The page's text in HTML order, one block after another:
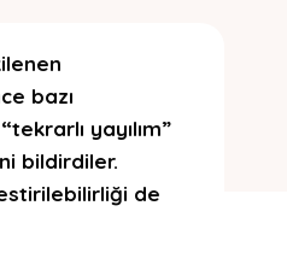
bazı
yayılım”
bildirdiler.
de